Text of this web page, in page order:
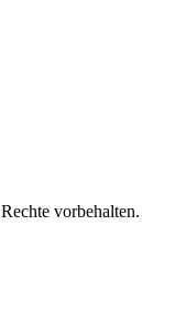
vorbehalten.